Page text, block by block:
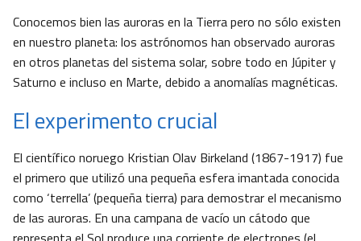
Conocemos bien las auroras en la Tierra pero no sólo existen
en nuestro planeta: los astrónomos han observado auroras
en otros planetas del sistema solar, sobre todo en Júpiter y
Saturno e incluso en Marte, debido a anomalías magnéticas.
El experimento crucial
El científico noruego Kristian Olav Birkeland (1867-1917) fue
el primero que utilizó una pequeña esfera imantada conocida
como ‘terrella’ (pequeña tierra) para demostrar el mecanismo
de las auroras. En una campana de vacío un cátodo que